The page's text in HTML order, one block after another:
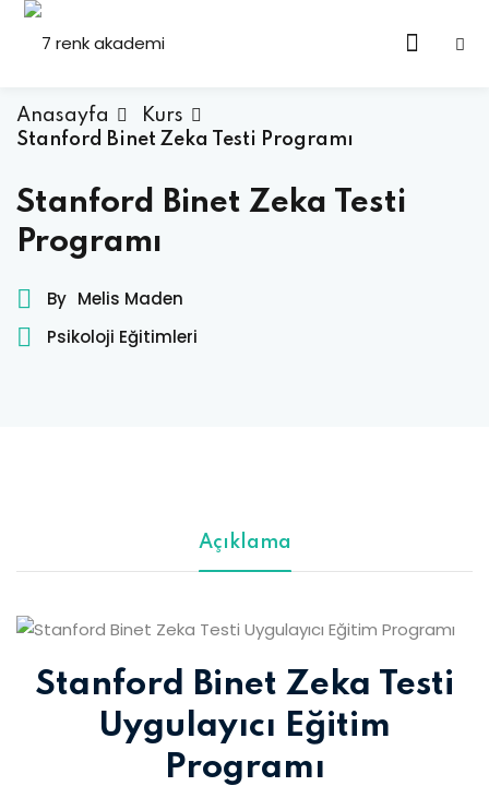
Anasayfa
Kurs
Stanford Binet Zeka Testi Programı
Stanford Binet Zeka Testi
Programı
By Melis Maden
Psikoloji Eğitimleri
Açıklama
Stanford Binet Zeka Testi
Uygulayıcı Eğitim
Programı